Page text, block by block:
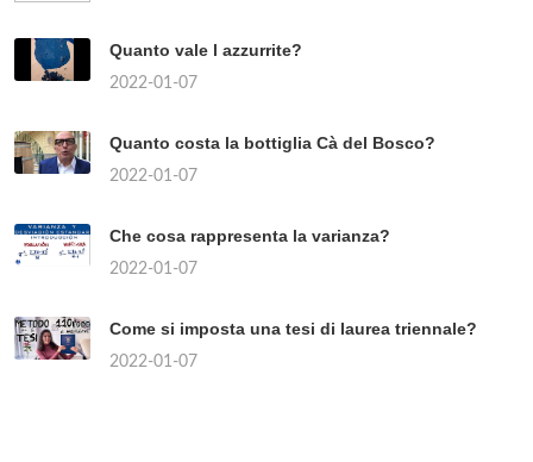
Quanto vale l azzurrite?
2022-01-07
Quanto costa la bottiglia Cà del Bosco?
2022-01-07
Che cosa rappresenta la varianza?
2022-01-07
Come si imposta una tesi di laurea triennale?
2022-01-07